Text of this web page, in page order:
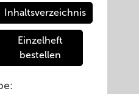
Inhaltsverzeichnis
Einzelheft
bestellen